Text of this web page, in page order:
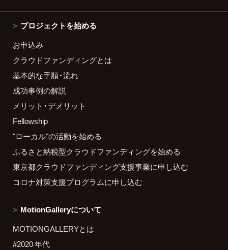
プロジェクトを始める
お申込み
クラウドファンディングとは
基本的な手順・流れ
成功事例の解説
メリット・デメリット
Fellowship
"ローカル"の活動を始める
ふるさと納税型クラウドファンディングを始める
東京都クラウドファンディング支援事業に申し込む
コロナ対策支援プログラムに申し込む
MotionGalleryについて
MOTIONGALLERYとは
#2020 年代